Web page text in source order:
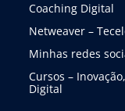
Coaching Digital
Netweaver –
Minhas redes
Cursos –
Digital